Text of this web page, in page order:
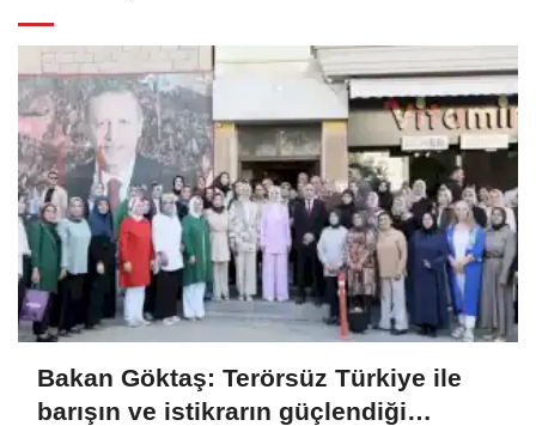
Bakan Göktaş: Terörsüz Türkiye ile
barışın ve istikrarın güçlendiği